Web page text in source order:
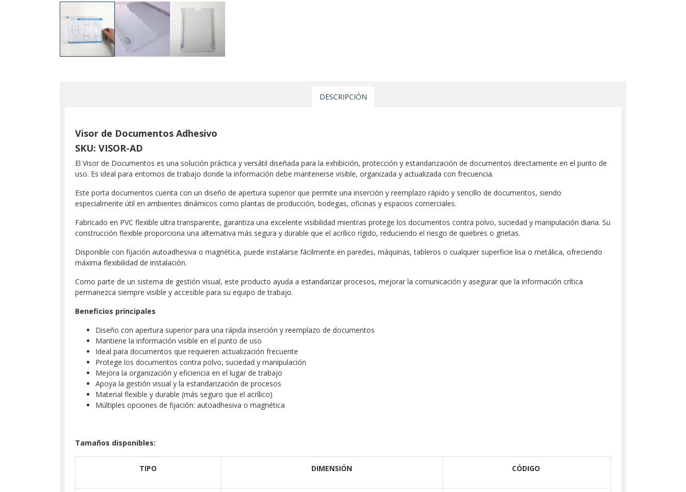
DESCRIPCIÓN
Visor de Documentos Adhesivo
SKU: VISOR-AD
El Visor de Documentos es una solución práctica y versátil diseñada para la exhibición, protección y estandarización de documentos directamente en el punto de
uso. Es ideal para entornos de trabajo donde la información debe mantenerse visible, organizada y actualizada con frecuencia.
Este porta documentos cuenta con un diseño de apertura superior que permite una inserción y reemplazo rápido y sencillo de documentos, siendo
especialmente útil en ambientes dinámicos como plantas de producción, bodegas, oficinas y espacios comerciales.
Fabricado en PVC flexible ultra transparente, garantiza una excelente visibilidad mientras protege los documentos contra polvo, suciedad y manipulación diaria. Su
construcción flexible proporciona una alternativa más segura y durable que el acrílico rígido, reduciendo el riesgo de quiebres o grietas.
Disponible con fijación autoadhesiva o magnética, puede instalarse fácilmente en paredes, máquinas, tableros o cualquier superficie lisa o metálica, ofreciendo
máxima flexibilidad de instalación.
Como parte de un sistema de gestión visual, este producto ayuda a estandarizar procesos, mejorar la comunicación y asegurar que la información crítica
permanezca siempre visible y accesible para su equipo de trabajo.
Beneficios principales
Diseño con apertura superior para una rápida inserción y reemplazo de documentos
Mantiene la información visible en el punto de uso
Ideal para documentos que requieren actualización frecuente
Protege los documentos contra polvo, suciedad y manipulación
Mejora la organización y eficiencia en el lugar de trabajo
Apoya la gestión visual y la estandarización de procesos
Material flexible y durable (más seguro que el acrílico)
Múltiples opciones de fijación: autoadhesiva o magnética
Tamaños disponibles:
TIPO DIMENSIÓN CÓDIGO